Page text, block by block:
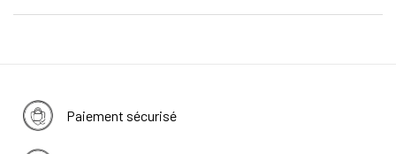
Paiement sécurisé